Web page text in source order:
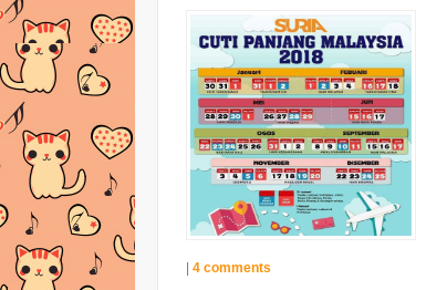
4 comments